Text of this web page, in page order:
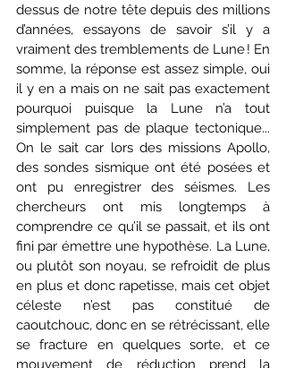
dessus de notre tête depuis des millions
d’années, essayons de savoir s’il y a
vraiment des tremblements de Lune ! En
somme, la réponse est assez simple, oui
il y en a mais on ne sait pas exactement
pourquoi puisque la Lune n’a tout
simplement pas de plaque tectonique...
On le sait car lors des missions Apollo,
des sondes sismique ont été posées et
ont pu enregistrer des séismes. Les
chercheurs ont mis longtemps à
comprendre ce qu’il se passait, et ils ont
fini par émettre une hypothèse. La Lune,
ou plutôt son noyau, se refroidit de plus
en plus et donc rapetisse, mais cet objet
céleste n’est pas constitué de
caoutchouc, donc en se rétrécissant, elle
se fracture en quelques sorte, et ce